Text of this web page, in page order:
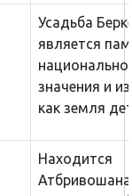
Усадьба
является
значения и
как земля
Находится